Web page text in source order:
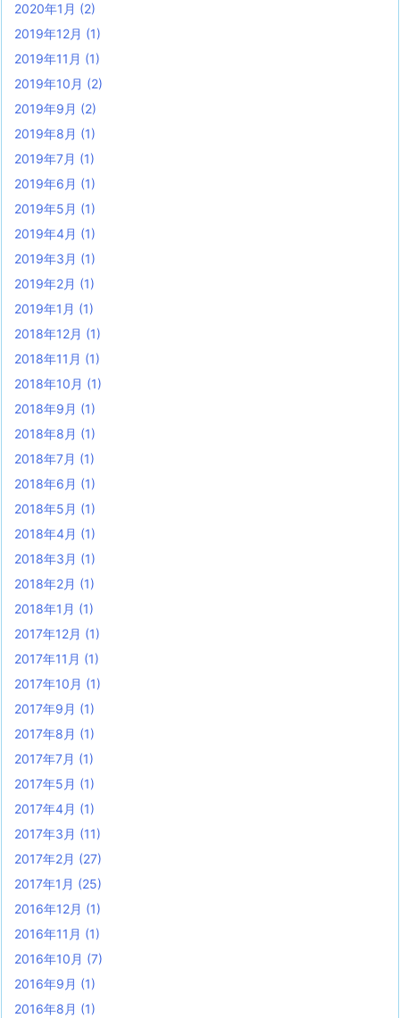
2020年1月 (2)
2019年12月 (1)
2019年11月 (1)
2019年10月 (2)
2019年9月 (2)
2019年8月 (1)
2019年7月 (1)
2019年6月 (1)
2019年5月 (1)
2019年4月 (1)
2019年3月 (1)
2019年2月 (1)
2019年1月 (1)
2018年12月 (1)
2018年11月 (1)
2018年10月 (1)
2018年9月 (1)
2018年8月 (1)
2018年7月 (1)
2018年6月 (1)
2018年5月 (1)
2018年4月 (1)
2018年3月 (1)
2018年2月 (1)
2018年1月 (1)
2017年12月 (1)
2017年11月 (1)
2017年10月 (1)
2017年9月 (1)
2017年8月 (1)
2017年7月 (1)
2017年5月 (1)
2017年4月 (1)
2017年3月 (11)
2017年2月 (27)
2017年1月 (25)
2016年12月 (1)
2016年11月 (1)
2016年10月 (7)
2016年9月 (1)
2016年8月 (1)